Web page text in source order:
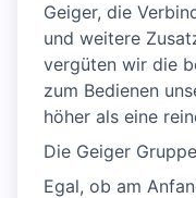
Geiger, die
und weitere
vergüten wir die
zum Bedienen
höher als eine
Die Geiger
Egal, ob am